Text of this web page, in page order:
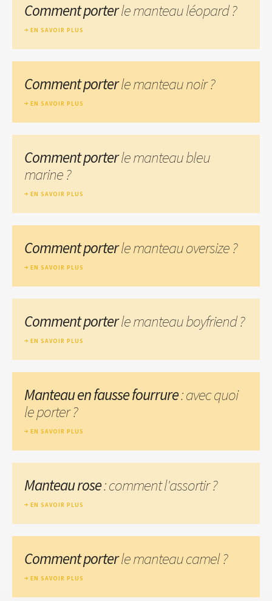
Comment porterle manteau léopard ?
EN SAVOIR PLUS
Comment porterle manteau noir ?
EN SAVOIR PLUS
Comment porterle manteau bleu
marine ?
EN SAVOIR PLUS
Comment porterle manteau oversize ?
EN SAVOIR PLUS
Comment porterle manteau boyfriend ?
EN SAVOIR PLUS
Manteau en fausse fourrure: avec quoi
le porter ?
EN SAVOIR PLUS
Manteau rose: comment l'assortir ?
EN SAVOIR PLUS
Comment porterle manteau camel ?
EN SAVOIR PLUS